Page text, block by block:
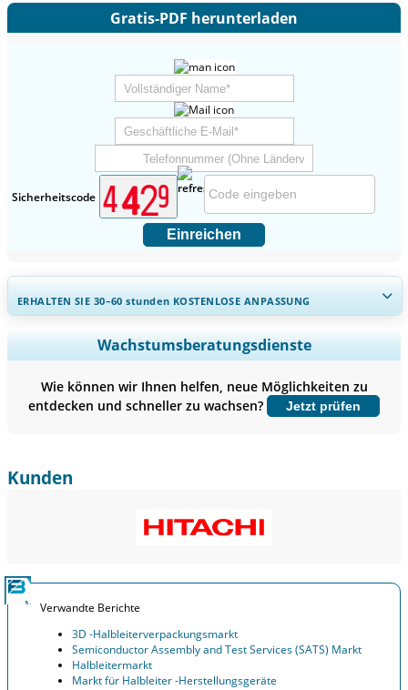
Gratis-PDF herunterladen
Sicherheitscode
Einreichen
ERHALTEN SIE 30–60stunden KOSTENLOSE ANPASSUNG
Regionale und länderspezifische Abdeckung erweitern,
Segmentanalyse, Unternehmensprofile, Wettbewerbs-
Jetzt anpassen
Wachstumsberatungsdienste
Wie können wir Ihnen helfen, neue Möglichkeiten zu
entdecken und schneller zu wachsen?
Jetzt prüfen
Kunden
Verwandte Berichte
3D -Halbleiterverpackungsmarkt
Semiconductor Assembly and Test Services (SATS) Markt
Halbleitermarkt
Markt für Halbleiter -Herstellungsgeräte